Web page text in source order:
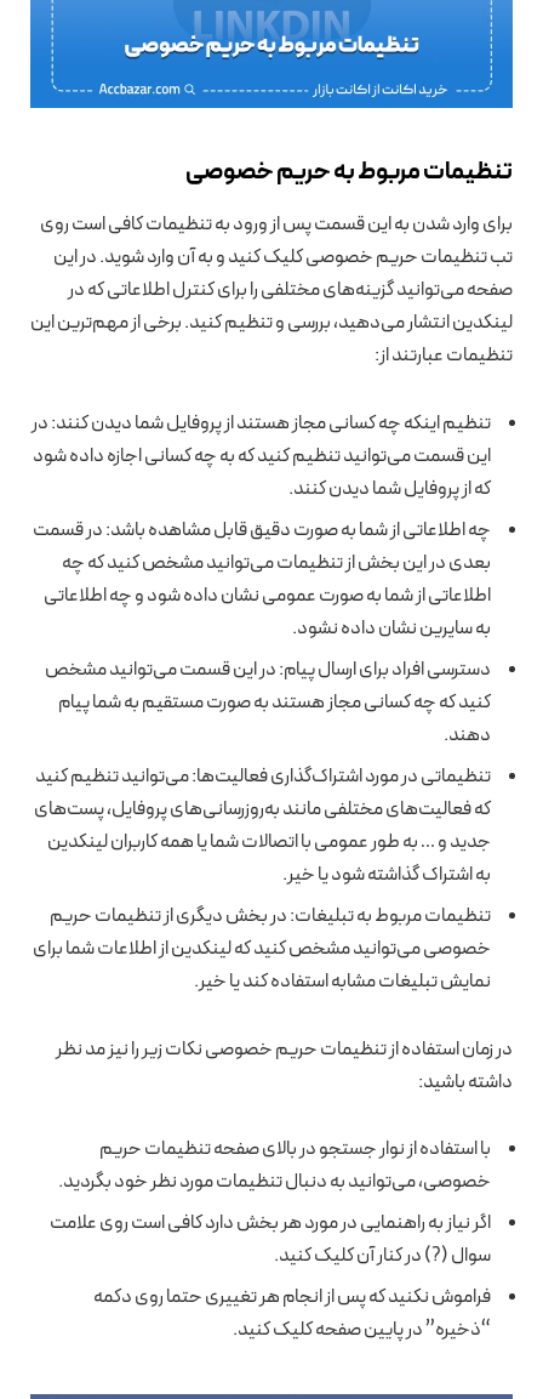
تنظیمات مربوط به حریم خصوصی
برای وارد شدن به این قسمت پس از ورود به تنظیمات کافی است روی
تب تنظیمات حریم خصوصی کلیک کنید و به آن وارد شوید. در این
صفحه می‌توانید گزینه‌های مختلفی را برای کنترل اطلاعاتی که در
لینکدین انتشار می‌دهید، بررسی و تنظیم کنید. برخی از مهم‌ترین این
تنظیمات عبارتند از:
تنظیم اینکه چه کسانی مجاز هستند از پروفایل شما دیدن کنند: در
این قسمت می‌توانید تنظیم کنید که به چه کسانی اجازه داده شود
که از پروفایل شما دیدن کنند.
چه اطلاعاتی از شما به صورت دقیق قابل مشاهده باشد: در قسمت
بعدی در این بخش از تنظیمات می‌توانید مشخص کنید که چه
اطلاعاتی از شما به صورت عمومی نشان داده شود و چه اطلاعاتی
به سایرین نشان داده نشود.
دسترسی افراد برای ارسال پیام: در این قسمت می‌توانید مشخص
کنید که چه کسانی مجاز هستند به صورت مستقیم به شما پیام
دهند.
تنظیماتی در مورد اشتراک‌گذاری فعالیت‌ها: می‌توانید تنظیم کنید
که فعالیت‌های مختلفی مانند به‌روز‌رسانی‌های پروفایل، پست‌های
جدید و … به طور عمومی با اتصالات شما یا همه کاربران لینکدین
به اشتراک گذاشته شود یا خیر.
تنظیمات مربوط به تبلیغات: در بخش دیگری از تنظیمات حریم
خصوصی می‌توانید مشخص کنید که لینکدین از اطلاعات شما برای
نمایش تبلیغات مشابه استفاده کند یا خیر.
در زمان استفاده از تنظیمات حریم خصوصی نکات زیر را نیز مد نظر
داشته باشید:
با استفاده از نوار جستجو در بالای صفحه تنظیمات حریم
خصوصی، می‌توانید به دنبال تنظیمات مورد نظر خود بگردید.
اگر نیاز به راهنمایی در مورد هر بخش دارد کافی است روی علامت
سوال (?) در کنار آن کلیک کنید.
فراموش نکنید که پس از انجام هر تغییری حتما روی دکمه
“ذخیره” در پایین صفحه کلیک کنید.